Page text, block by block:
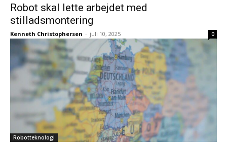
Robot skal lette arbejdet med
stilladsmontering
Kenneth Christophersen - juli 10, 2025 0
Robotteknologi